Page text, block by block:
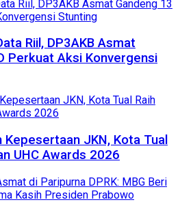
Riil, DP3AKB Asmat
Perkuat Aksi Konvergensi
JKN, Kota Tual
UHC Awards 2026